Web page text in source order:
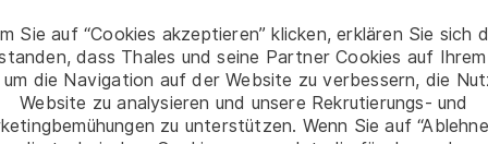
Sie auf “Cookies akzeptieren” klicken, erklären Sie sich
dass Thales und seine Partner Cookies auf
um die Navigation auf der Website zu verbessern, die
Website zu analysieren und unsere Rekrutierungs- und
zu unterstützen. Wenn Sie auf
de Politique Produit
activement la tenue des plannings et jalons en